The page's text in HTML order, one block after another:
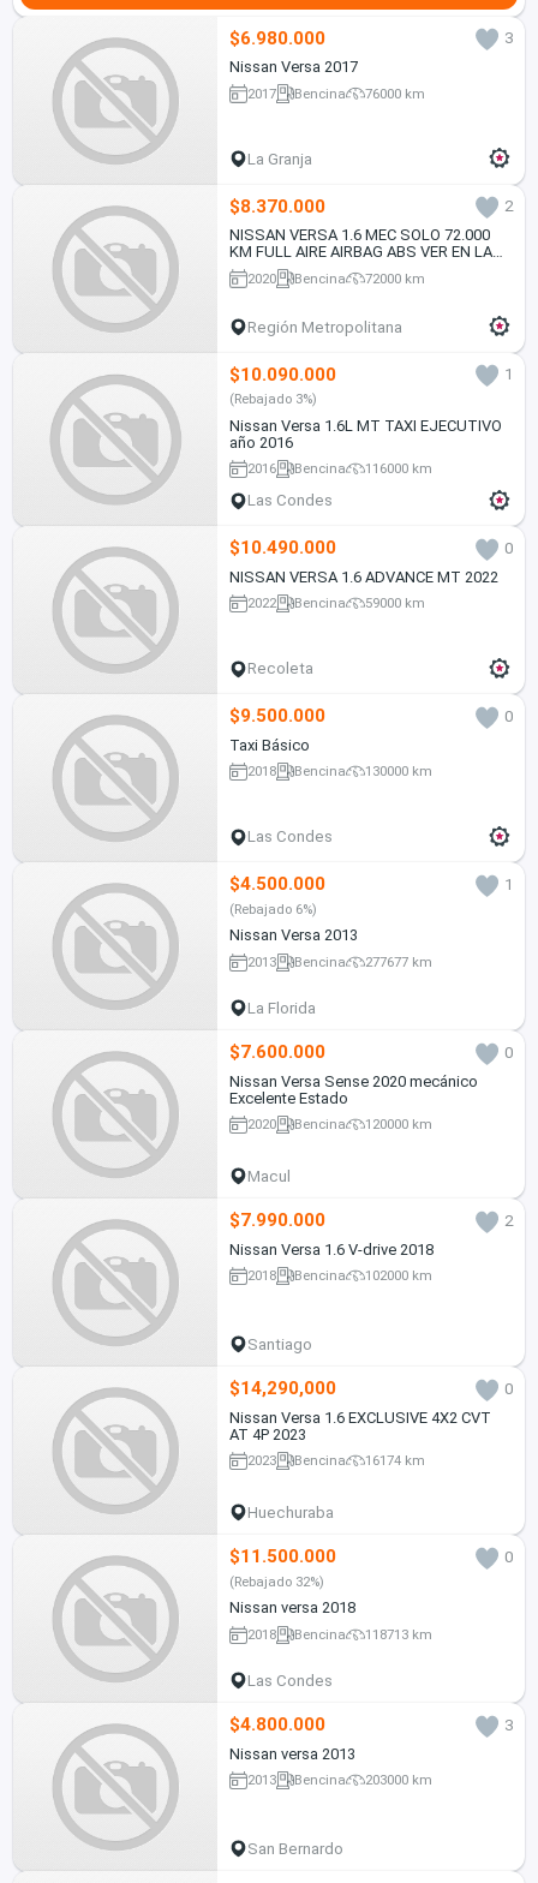
$6.980.000
3
Nissan Versa 2017
2017 Bencina 76000 km
La Granja
$8.370.000
2
NISSAN VERSA 1.6 MEC SOLO 72.000
KM FULL AIRE AIRBAG ABS VER EN LAS
CONDES 2020
2020 Bencina 72000 km
Región Metropolitana
$10.090.000 1
(Rebajado 3%)
Nissan Versa 1.6L MT TAXI EJECUTIVO
año 2016
2016 Bencina 116000 km
Las Condes
$10.490.000
0
NISSAN VERSA 1.6 ADVANCE MT 2022
2022 Bencina 59000 km
Recoleta
$9.500.000
0
Taxi Básico
2018 Bencina 130000 km
Las Condes
$4.500.000 1
(Rebajado 6%)
Nissan Versa 2013
2013 Bencina 277677 km
La Florida
$7.600.000
0
Nissan Versa Sense 2020 mecánico
Excelente Estado
2020 Bencina 120000 km
Macul
$7.990.000
2
Nissan Versa 1.6 V-drive 2018
2018 Bencina 102000 km
Santiago
$14,290,000
0
Nissan Versa 1.6 EXCLUSIVE 4X2 CVT
AT 4P 2023
2023 Bencina 16174 km
Huechuraba
$11.500.000 0
(Rebajado 32%)
Nissan versa 2018
2018 Bencina 118713 km
Las Condes
$4.800.000
3
Nissan versa 2013
2013 Bencina 203000 km
San Bernardo